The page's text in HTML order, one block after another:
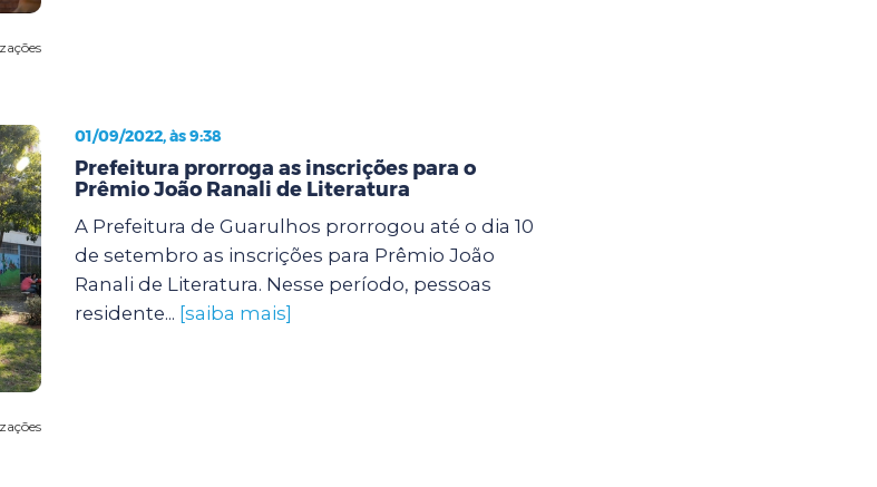
01/09/2022, às 9:38
Prefeitura prorroga as inscrições para o
Prêmio João Ranali de Literatura
A Prefeitura de Guarulhos prorrogou até o dia 10
de setembro as inscrições para Prêmio João
Ranali de Literatura. Nesse período, pessoas
residente... [saiba mais]